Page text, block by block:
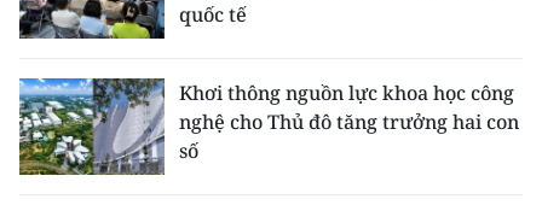
quốc tế
Khơi thông nguồn lực khoa học công
nghệ cho Thủ đô tăng trưởng hai con
số